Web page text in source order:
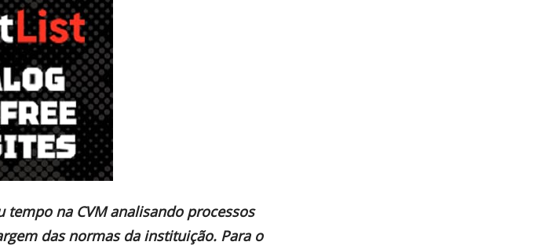
tempo na CVM analisando processos
das normas da instituição. Para o